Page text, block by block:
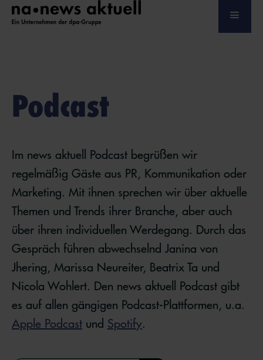
Podcast
Im news aktuell Podcast begrüßen wir
regelmäßig Gäste aus PR, Kommunikation oder
Marketing. Mit ihnen sprechen wir über aktuelle
Themen und Trends ihrer Branche, aber auch
über ihren individuellen Werdegang. Durch das
Gespräch führen abwechselnd Janina von
Jhering, Marissa Neureiter, Beatrix Ta und
Nicola Wohlert. Den news aktuell Podcast gibt
es auf allen gängigen Podcast-Plattformen, u.a.
Apple Podcast und Spotify.